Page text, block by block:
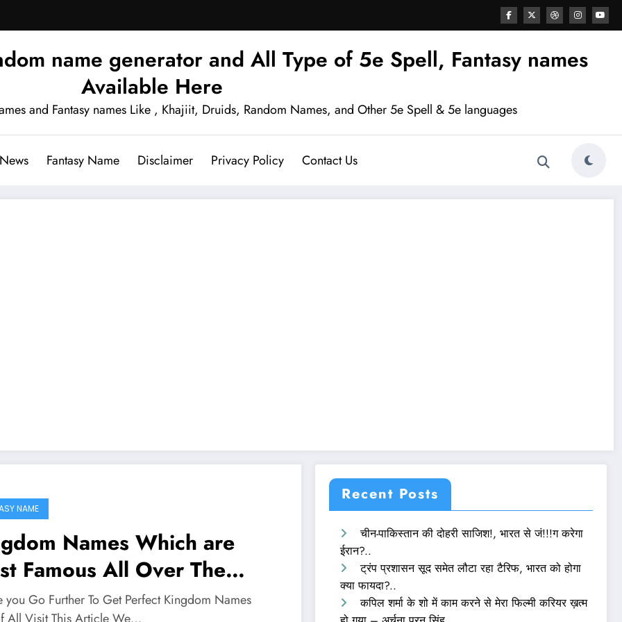
name generator and All Type of 5e Spell, Fantasy names
Available Here
and Fantasy names Like , Khajiit, Druids, Random Names, and Other 5e Spell & 5e languages
Fantasy Name Disclaimer Privacy Policy Contact Us
NAME
Names Which are
Famous All Over The
you Go Further To Get Perfect Kingdom Names
Recent Posts
चीन-पाकिस्तान की दोहरी साजिश!, भारत से जं!!!ग करेगा
ईरान?..
ट्रंप प्रशासन सूद समेत लौटा रहा टैरिफ, भारत को होगा
क्या फायदा?..
कपिल शर्मा के शो में काम करने से मेरा फिल्मी करियर ख़त्म